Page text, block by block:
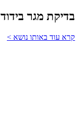
בדיקת מגר בידוד
קרא עוד באותו נושא >